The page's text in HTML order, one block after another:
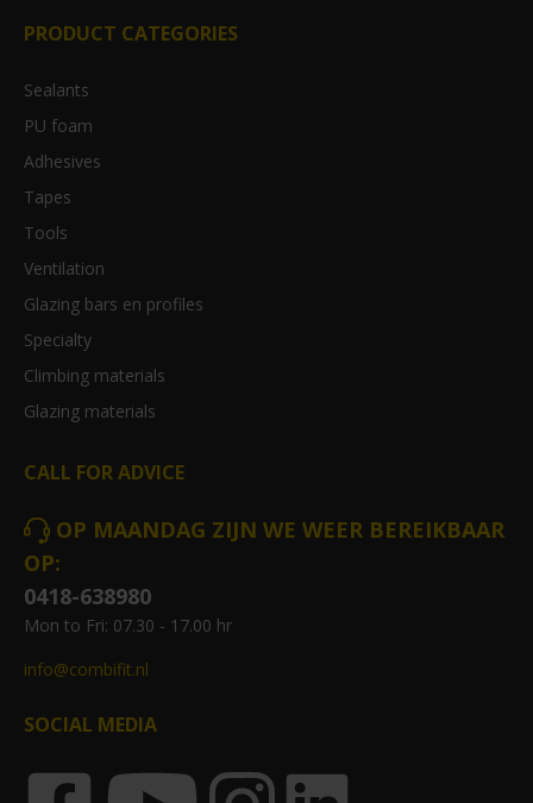
PRODUCT CATEGORIES
Sealants
PU foam
Adhesives
Tapes
Tools
Ventilation
Glazing bars en profiles
Specialty
Climbing materials
Glazing materials
CALL FOR ADVICE
OP MAANDAG ZIJN WE WEER BEREIKBAAR
OP:
0418-638980
Mon to Fri: 07.30 - 17.00 hr
info@combifit.nl
SOCIAL MEDIA